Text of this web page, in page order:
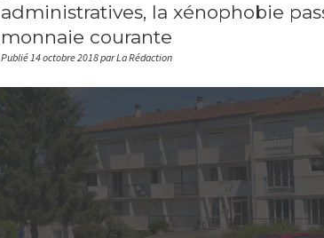
administratives, la xénophobie
monnaie courante
Publié 14 octobre 2018 par La Rédaction